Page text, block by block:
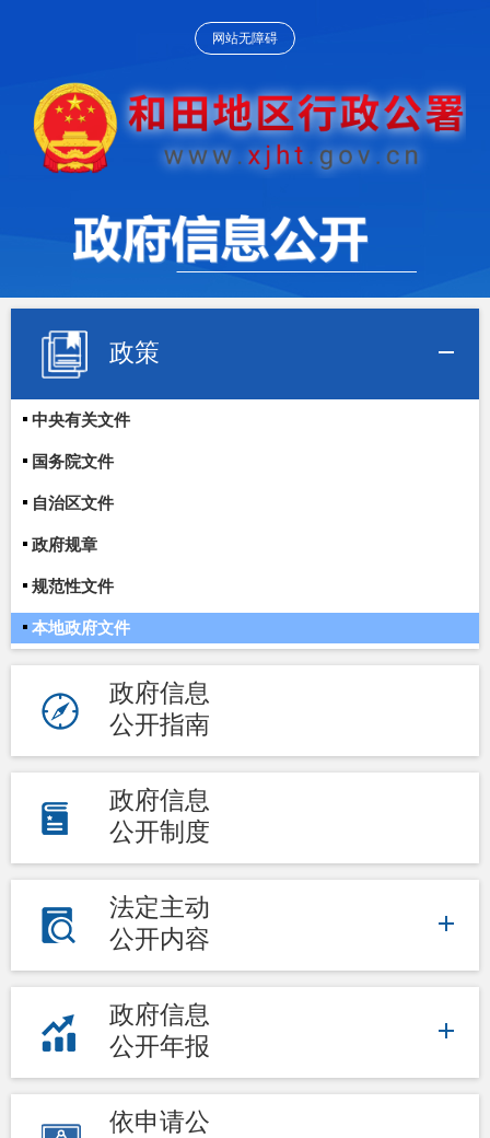
网站无障碍
政策
中央有关文件
国务院文件
自治区文件
政府规章
规范性文件
本地政府文件
政府信息
公开指南
政府信息
公开制度
法定主动
公开内容
政府信息
公开年报
依申请公